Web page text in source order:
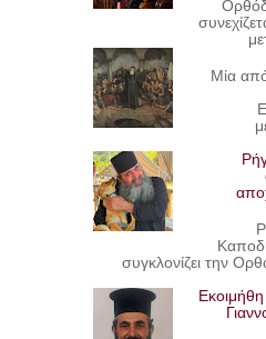
Μία
συγκλονίζει την